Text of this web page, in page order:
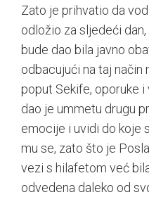
Zato je prihvatio da
odložio za sljedeći
bude dao bila javno
odbacujući na taj
poput Sekife, oporuke
dao je ummetu drugu
emocije i uvidi do koje
mu se, zato što je
vezi s hilafetom već
odvedena daleko od